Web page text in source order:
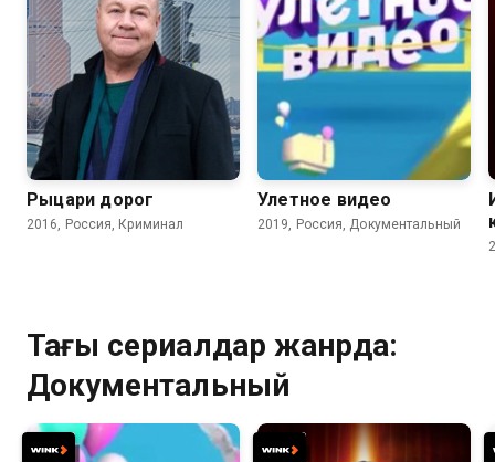
Рыцари дорог
2016, Россия, Криминал
Улетное видео
2019, Россия, Документальный
Тағы сериалдар жанрда:
Документальный